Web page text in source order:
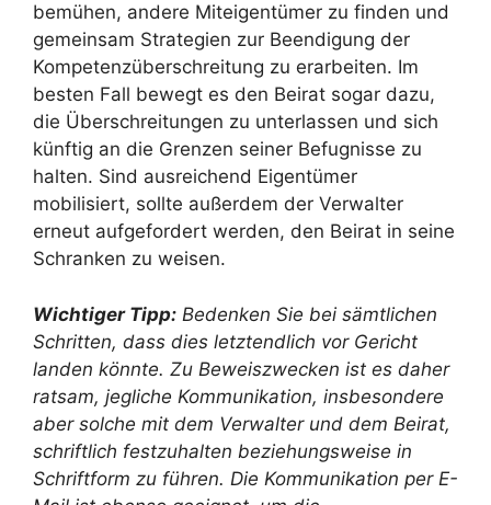
bemühen, andere Miteigentümer zu finden und
gemeinsam Strategien zur Beendigung der
Kompetenzüberschreitung zu erarbeiten. Im
besten Fall bewegt es den Beirat sogar dazu,
die Überschreitungen zu unterlassen und sich
künftig an die Grenzen seiner Befugnisse zu
halten. Sind ausreichend Eigentümer
mobilisiert, sollte außerdem der Verwalter
erneut aufgefordert werden, den Beirat in seine
Schranken zu weisen.
Wichtiger Tipp: Bedenken Sie bei sämtlichen
Schritten, dass dies letztendlich vor Gericht
landen könnte. Zu Beweiszwecken ist es daher
ratsam, jegliche Kommunikation, insbesondere
aber solche mit dem Verwalter und dem Beirat,
schriftlich festzuhalten beziehungsweise in
Schriftform zu führen. Die Kommunikation per E-